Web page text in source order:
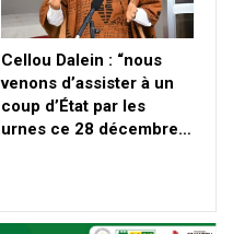
Cellou Dalein : “nous
venons d’assister à un
coup d’État par les
urnes ce 28 décembre…